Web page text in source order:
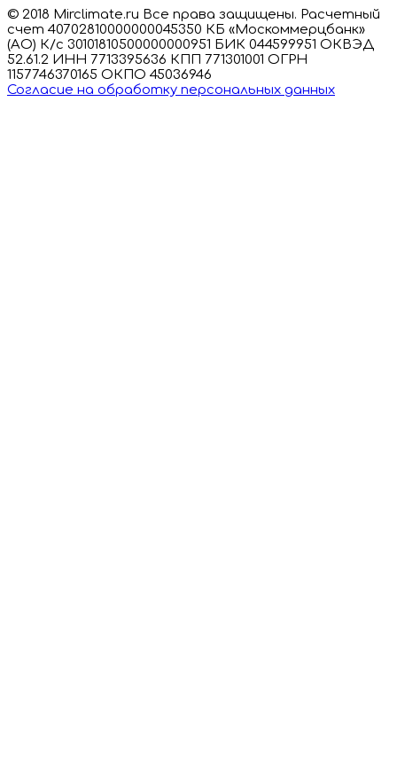
© 2018 Mirclimate.ru Все права защищены. Расчетный
счет 40702810000000045350 КБ «Москоммерцбанк»
(АО) К/с 30101810500000000951 БИК 044599951 ОКВЭД
52.61.2 ИНН 7713395636 КПП 771301001 ОГРН
1157746370165 ОКПО 45036946
Согласие на обработку персональных данных